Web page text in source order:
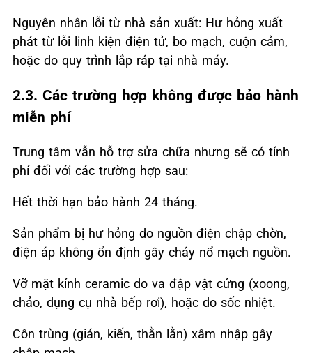
Nguyên nhân lỗi từ nhà sản xuất: Hư hỏng xuất
phát từ lỗi linh kiện điện tử, bo mạch, cuộn cảm,
hoặc do quy trình lắp ráp tại nhà máy.
2.3. Các trường hợp không được bảo hành
miễn phí
Trung tâm vẫn hỗ trợ sửa chữa nhưng sẽ có tính
phí đối với các trường hợp sau:
Hết thời hạn bảo hành 24 tháng.
Sản phẩm bị hư hỏng do nguồn điện chập chờn,
điện áp không ổn định gây cháy nổ mạch nguồn.
Vỡ mặt kính ceramic do va đập vật cứng (xoong,
chảo, dụng cụ nhà bếp rơi), hoặc do sốc nhiệt.
Côn trùng (gián, kiến, thằn lằn) xâm nhập gây